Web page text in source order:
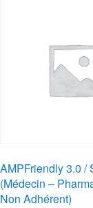
AMPFriendly 3.0 /
(Médecin –
Non Adhérent)